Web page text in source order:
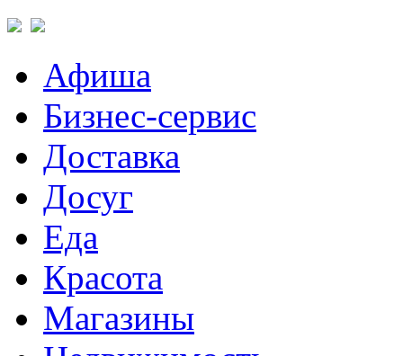
Афиша
Бизнес-сервис
Доставка
Досуг
Еда
Красота
Магазины